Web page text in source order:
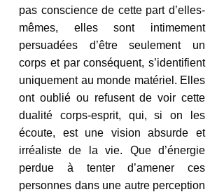
pas conscience de cette part d’elles-
mêmes, elles sont intimement
persuadées d’être seulement un
corps et par conséquent, s’identifient
uniquement au monde matériel. Elles
ont oublié ou refusent de voir cette
dualité corps-esprit, qui, si on les
écoute, est une vision absurde et
irréaliste de la vie. Que d’énergie
perdue à tenter d’amener ces
personnes dans une autre perception